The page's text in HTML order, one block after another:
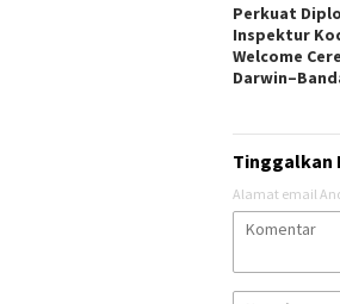
Perkuat
Inspektur
Welcome
Tinggalkan
Alamat email